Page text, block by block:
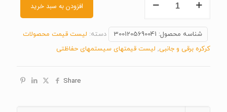
ساید
۱۳۰۰مس (۳فاز
افزودن به سبد خرید
شناسه محصول: 3001205690041 دسته: لیست قیمت محصولات
کرکره برقی و جانبی, لیست قیمتهای سیستمهای حفاظتی
Share